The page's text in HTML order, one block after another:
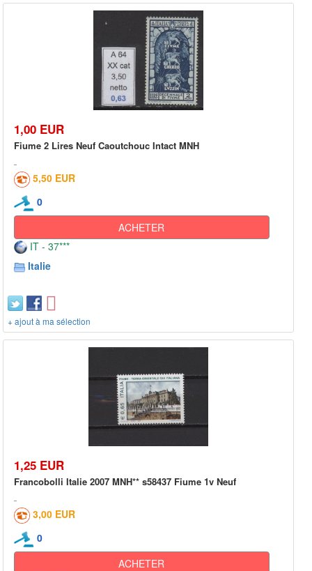
1,00 EUR
Fiume 2 Lires Neuf Caoutchouc Intact MNH
5,50 EUR
0
ACHETER
IT - 37***
Italie
+ ajout à ma sélection
1,25 EUR
Francobolli Italie 2007 MNH** s58437 Fiume 1v Neuf
3,00 EUR
0
ACHETER